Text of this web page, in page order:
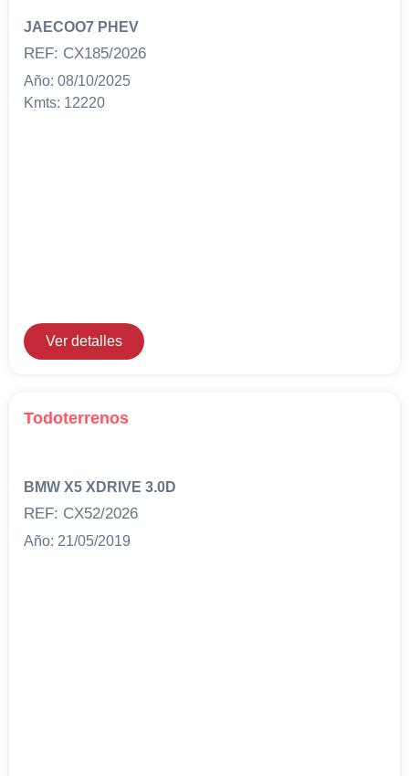
JAECOO7 PHEV
REF: CX185/2026
Año: 08/10/2025
Kmts: 12220
Ver detalles
Todoterrenos
BMW X5 XDRIVE 3.0D
REF: CX52/2026
Año: 21/05/2019